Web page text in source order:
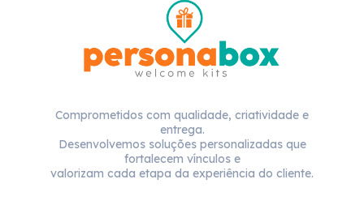
Comprometidos com qualidade, criatividade e
entrega.
Desenvolvemos soluções personalizadas que
fortalecem vínculos e
valorizam cada etapa da experiência do cliente.